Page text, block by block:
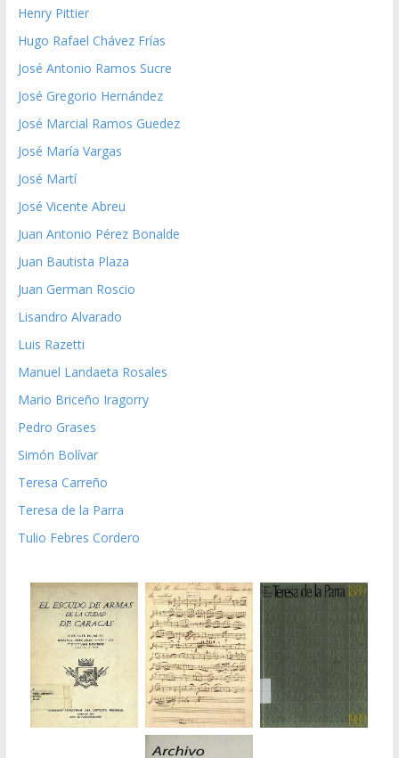
Henry Pittier
Hugo Rafael Chávez Frías
José Antonio Ramos Sucre
José Gregorio Hernández
José Marcial Ramos Guedez
José María Vargas
José Martí
José Vicente Abreu
Juan Antonio Pérez Bonalde
Juan Bautista Plaza
Juan German Roscio
Lisandro Alvarado
Luis Razetti
Manuel Landaeta Rosales
Mario Briceño Iragorry
Pedro Grases
Simón Bolívar
Teresa Carreño
Teresa de la Parra
Tulio Febres Cordero